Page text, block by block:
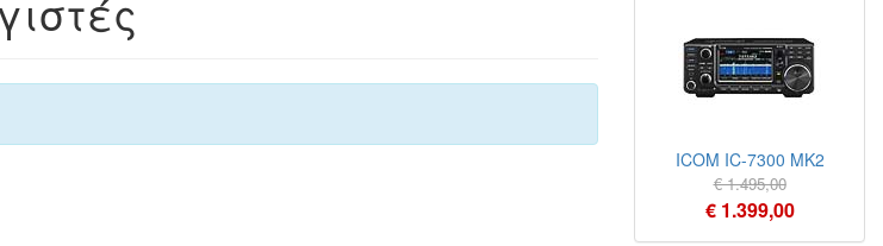
ICOM IC-7300 MK2
€ 1.495,00
€ 1.399,00